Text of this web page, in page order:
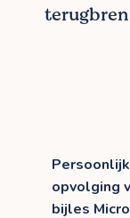
opvolging
bijles